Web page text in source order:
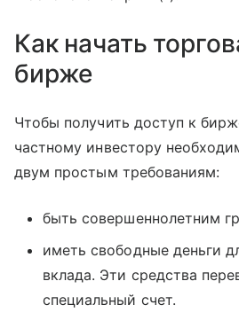
Как начать
бирже
Чтобы получить доступ к
частному инвестору
двум простым требованиям:
быть совершеннолетним
иметь свободные деньги
вклада. Эти средства
специальный счет.